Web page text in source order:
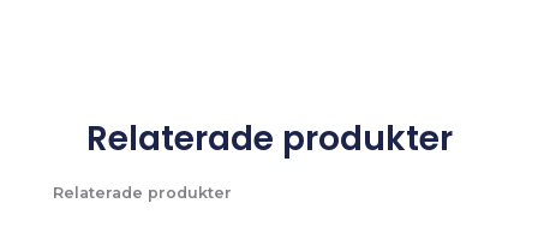
Relaterade produkter
Relaterade produkter